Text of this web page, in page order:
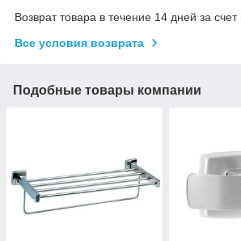
Возврат товара в течение 14 дней за счет
Все условия возврата
Подобные товары компании